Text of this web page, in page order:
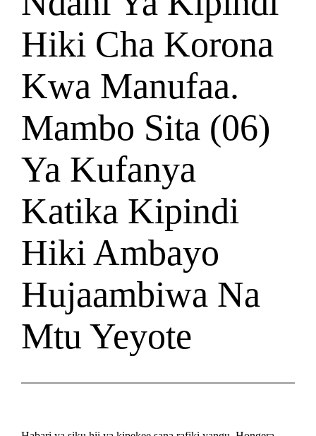
Hiki Cha Korona
Kwa Manufaa.
Mambo Sita (06)
Ya Kufanya
Katika Kipindi
Hiki Ambayo
Hujaambiwa Na
Mtu Yeyote